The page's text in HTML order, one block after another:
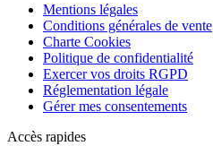
Mentions légales
Conditions générales de vente
Charte Cookies
Politique de confidentialité
Exercer vos droits RGPD
Réglementation légale
Gérer mes consentements
Accès rapides